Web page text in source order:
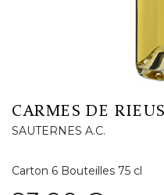
CARMES DE
SAUTERNES A.C.
Carton 6 Bouteilles 75 cl
Prix